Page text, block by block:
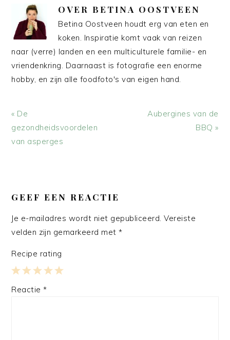
OVER BETINA OOSTVEEN
Betina Oostveen houdt erg van eten en
koken. Inspiratie komt vaak van reizen
naar (verre) landen en een multiculturele familie- en
vriendenkring. Daarnaast is fotografie een enorme
hobby, en zijn alle foodfoto's van eigen hand.
Vorig
bericht:
« De
gezondheidsvoordelen
van asperges
Volgend
Aubergines van de
BBQ »
INTERACTIES
GEEF EEN REACTIE
Je e-mailadres wordt niet gepubliceerd. Vereiste
velden zijn gemarkeerd met*
Recipe rating
4
3
2
1
Reactie*